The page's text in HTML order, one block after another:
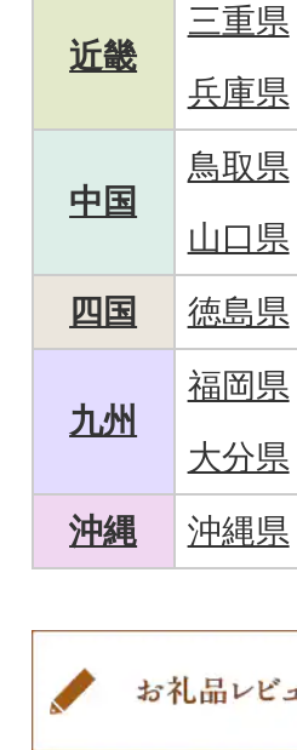
近畿
三重県
兵庫県
中国
鳥取県
山口県
四国
徳島県
九州
福岡県
大分県
沖縄
沖縄県